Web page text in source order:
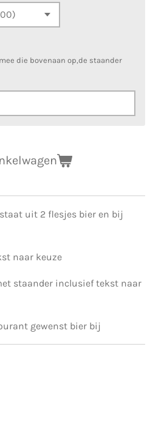
die bovenaan op,de staander
uit 2 flesjes bier en bij
naar keuze
staander inclusief tekst naar
gewenst bier bij